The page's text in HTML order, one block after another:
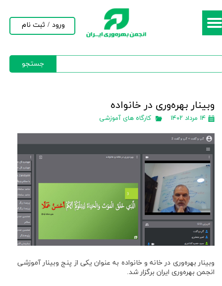
جستجو
ورود / ثبت نام
حساب کاربری من
وبينار بهره‌وری در خانواده
۱۴ مرداد ۱۴۰۲ کارگاه های آموزشی
وبینار بهره‌وری در خانه و خانواده به عنوان یکی از پنج وبینار آموزشی
انجمن بهره‌وری ایران برگزار شد.